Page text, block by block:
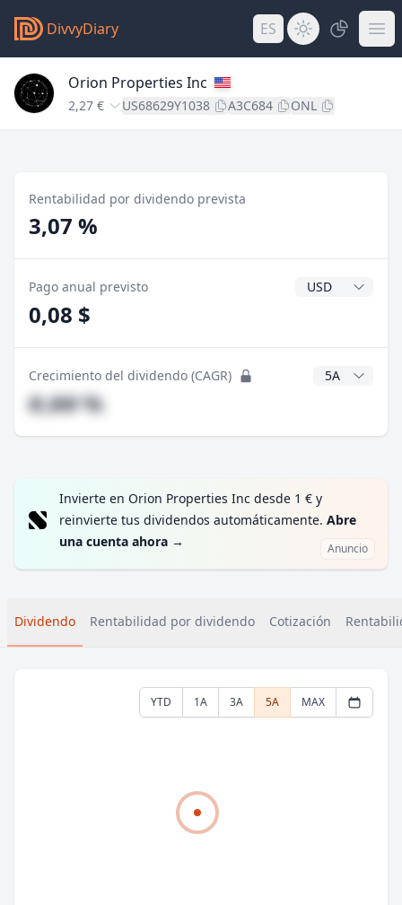
DivvyDiary ES
Orion Properties Inc
2,27 € US68629Y1038 A3C684 ONL
Rentabilidad por dividendo prevista
3,07 %
Pago anual previsto Divisa del
0,08 $
Crecimiento del dividendo (CAGR) Años CAGR
#,## %
Invierte en Orion Properties Inc desde 1 € y
reinvierte tus dividendos automáticamente. Abre
una cuenta ahora → Anuncio
Dividendo Rentabilidad por dividendo Cotización
YTD 1A 3A 5A MAX